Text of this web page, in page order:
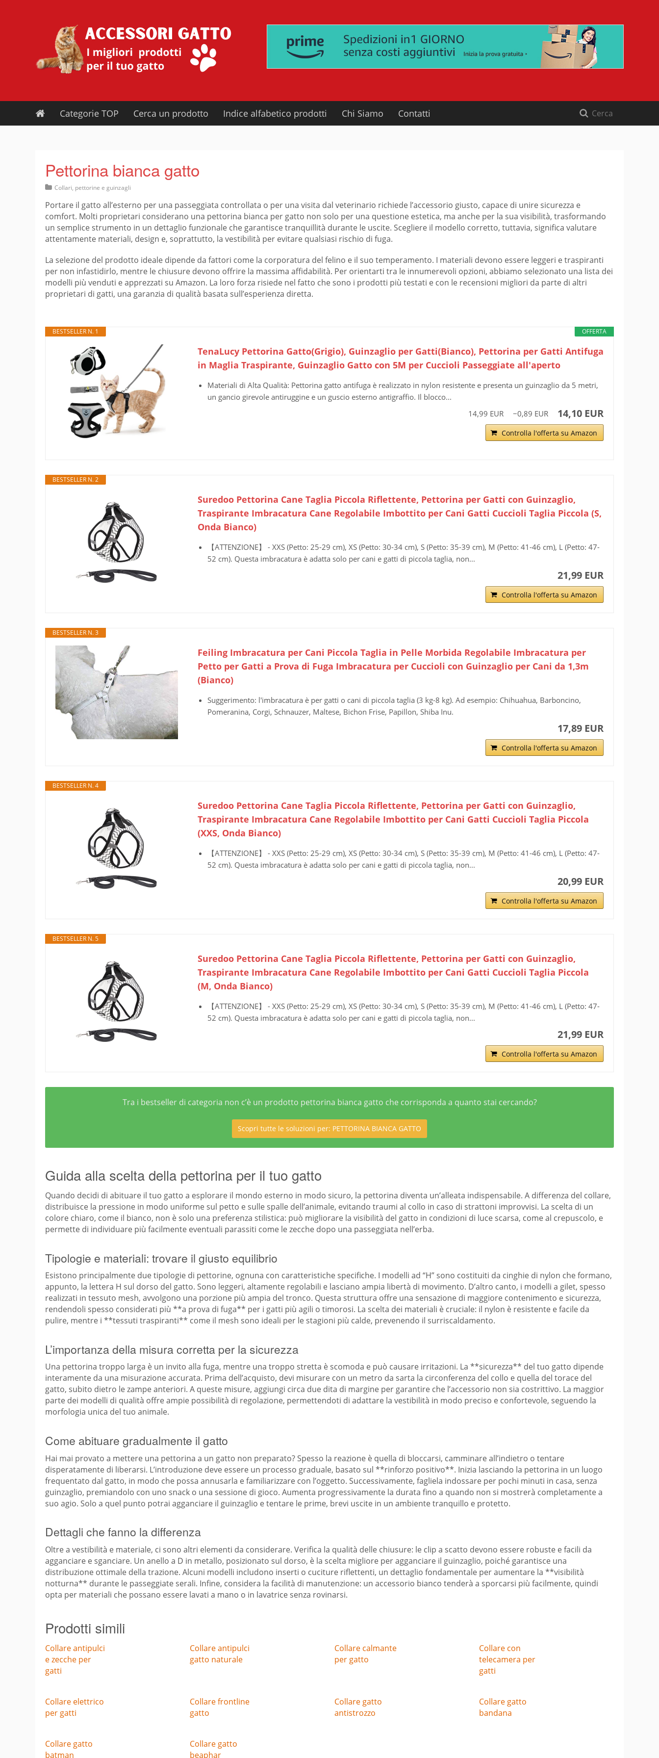
Categorie TOP Cerca un prodotto Indice alfabetico prodotti Chi Siamo Contatti
Pettorina bianca gatto
Collari, pettorine e guinzagli
Portare il gatto all’esterno per una passeggiata controllata o per una visita dal veterinario richiede l’accessorio giusto, capace di unire sicurezza e
comfort. Molti proprietari considerano una pettorina bianca per gatto non solo per una questione estetica, ma anche per la sua visibilità, trasformando
un semplice strumento in un dettaglio funzionale che garantisce tranquillità durante le uscite. Scegliere il modello corretto, tuttavia, significa valutare
attentamente materiali, design e, soprattutto, la vestibilità per evitare qualsiasi rischio di fuga.
La selezione del prodotto ideale dipende da fattori come la corporatura del felino e il suo temperamento. I materiali devono essere leggeri e traspiranti
per non infastidirlo, mentre le chiusure devono offrire la massima affidabilità. Per orientarti tra le innumerevoli opzioni, abbiamo selezionato una lista dei
modelli più venduti e apprezzati su Amazon. La loro forza risiede nel fatto che sono i prodotti più testati e con le recensioni migliori da parte di altri
proprietari di gatti, una garanzia di qualità basata sull’esperienza diretta.
OFFERTA
BESTSELLER N. 1
TenaLucy Pettorina Gatto(Grigio), Guinzaglio per Gatti(Bianco), Pettorina per Gatti Antifuga
in Maglia Traspirante, Guinzaglio Gatto con 5M per Cuccioli Passeggiate all'aperto
Materiali di Alta Qualità: Pettorina gatto antifuga è realizzato in nylon resistente e presenta un guinzaglio da 5 metri,
un gancio girevole antiruggine e un guscio esterno antigraffio. Il blocco...
14,99 EUR
−0,89 EUR 14,10 EUR
Controlla l'offerta su Amazon
BESTSELLER N. 2
Suredoo Pettorina Cane Taglia Piccola Riflettente, Pettorina per Gatti con Guinzaglio,
Traspirante Imbracatura Cane Regolabile Imbottito per Cani Gatti Cuccioli Taglia Piccola (S,
Onda Bianco)
【ATTENZIONE】 - XXS (Petto: 25-29 cm), XS (Petto: 30-34 cm), S (Petto: 35-39 cm), M (Petto: 41-46 cm), L (Petto: 47-
52 cm). Questa imbracatura è adatta solo per cani e gatti di piccola taglia, non...
21,99 EUR
Controlla l'offerta su Amazon
BESTSELLER N. 3
Feiling Imbracatura per Cani Piccola Taglia in Pelle Morbida Regolabile Imbracatura per
Petto per Gatti a Prova di Fuga Imbracatura per Cuccioli con Guinzaglio per Cani da 1,3m
(Bianco)
Suggerimento: l'imbracatura è per gatti o cani di piccola taglia (3 kg-8 kg). Ad esempio: Chihuahua, Barboncino,
Pomeranina, Corgi, Schnauzer, Maltese, Bichon Frise, Papillon, Shiba Inu.
17,89 EUR
Controlla l'offerta su Amazon
BESTSELLER N. 4
Suredoo Pettorina Cane Taglia Piccola Riflettente, Pettorina per Gatti con Guinzaglio,
Traspirante Imbracatura Cane Regolabile Imbottito per Cani Gatti Cuccioli Taglia Piccola
(XXS, Onda Bianco)
【ATTENZIONE】 - XXS (Petto: 25-29 cm), XS (Petto: 30-34 cm), S (Petto: 35-39 cm), M (Petto: 41-46 cm), L (Petto: 47-
52 cm). Questa imbracatura è adatta solo per cani e gatti di piccola taglia, non...
20,99 EUR
Controlla l'offerta su Amazon
BESTSELLER N. 5
Suredoo Pettorina Cane Taglia Piccola Riflettente, Pettorina per Gatti con Guinzaglio,
Traspirante Imbracatura Cane Regolabile Imbottito per Cani Gatti Cuccioli Taglia Piccola
(M, Onda Bianco)
【ATTENZIONE】 - XXS (Petto: 25-29 cm), XS (Petto: 30-34 cm), S (Petto: 35-39 cm), M (Petto: 41-46 cm), L (Petto: 47-
52 cm). Questa imbracatura è adatta solo per cani e gatti di piccola taglia, non...
21,99 EUR
Controlla l'offerta su Amazon
Tra i bestseller di categoria non c’è un prodotto pettorina bianca gatto che corrisponda a quanto stai cercando?
Scopri tutte le soluzioni per: PETTORINA BIANCA GATTO
Guida alla scelta della pettorina per il tuo gatto
Quando decidi di abituare il tuo gatto a esplorare il mondo esterno in modo sicuro, la pettorina diventa un’alleata indispensabile. A differenza del collare,
distribuisce la pressione in modo uniforme sul petto e sulle spalle dell’animale, evitando traumi al collo in caso di strattoni improvvisi. La scelta di un
colore chiaro, come il bianco, non è solo una preferenza stilistica: può migliorare la visibilità del gatto in condizioni di luce scarsa, come al crepuscolo, e
permette di individuare più facilmente eventuali parassiti come le zecche dopo una passeggiata nell’erba.
Tipologie e materiali: trovare il giusto equilibrio
Esistono principalmente due tipologie di pettorine, ognuna con caratteristiche specifiche. I modelli ad “H” sono costituiti da cinghie di nylon che formano,
appunto, la lettera H sul dorso del gatto. Sono leggeri, altamente regolabili e lasciano ampia libertà di movimento. D’altro canto, i modelli a gilet, spesso
realizzati in tessuto mesh, avvolgono una porzione più ampia del tronco. Questa struttura offre una sensazione di maggiore contenimento e sicurezza,
rendendoli spesso considerati più **a prova di fuga** per i gatti più agili o timorosi. La scelta dei materiali è cruciale: il nylon è resistente e facile da
pulire, mentre i **tessuti traspiranti** come il mesh sono ideali per le stagioni più calde, prevenendo il surriscaldamento.
L’importanza della misura corretta per la sicurezza
Una pettorina troppo larga è un invito alla fuga, mentre una troppo stretta è scomoda e può causare irritazioni. La **sicurezza** del tuo gatto dipende
interamente da una misurazione accurata. Prima dell’acquisto, devi misurare con un metro da sarta la circonferenza del collo e quella del torace del
gatto, subito dietro le zampe anteriori. A queste misure, aggiungi circa due dita di margine per garantire che l’accessorio non sia costrittivo. La maggior
parte dei modelli di qualità offre ampie possibilità di regolazione, permettendoti di adattare la vestibilità in modo preciso e confortevole, seguendo la
morfologia unica del tuo animale.
Come abituare gradualmente il gatto
Hai mai provato a mettere una pettorina a un gatto non preparato? Spesso la reazione è quella di bloccarsi, camminare all’indietro o tentare
disperatamente di liberarsi. L’introduzione deve essere un processo graduale, basato sul **rinforzo positivo**. Inizia lasciando la pettorina in un luogo
frequentato dal gatto, in modo che possa annusarla e familiarizzare con l’oggetto. Successivamente, fagliela indossare per pochi minuti in casa, senza
guinzaglio, premiandolo con uno snack o una sessione di gioco. Aumenta progressivamente la durata fino a quando non si mostrerà completamente a
suo agio. Solo a quel punto potrai agganciare il guinzaglio e tentare le prime, brevi uscite in un ambiente tranquillo e protetto.
Dettagli che fanno la differenza
Oltre a vestibilità e materiale, ci sono altri elementi da considerare. Verifica la qualità delle chiusure: le clip a scatto devono essere robuste e facili da
agganciare e sganciare. Un anello a D in metallo, posizionato sul dorso, è la scelta migliore per agganciare il guinzaglio, poiché garantisce una
distribuzione ottimale della trazione. Alcuni modelli includono inserti o cuciture riflettenti, un dettaglio fondamentale per aumentare la **visibilità
notturna** durante le passeggiate serali. Infine, considera la facilità di manutenzione: un accessorio bianco tenderà a sporcarsi più facilmente, quindi
opta per materiali che possano essere lavati a mano o in lavatrice senza rovinarsi.
Prodotti simili
Collare antipulci
e zecche per
gatti
Collare antipulci
gatto naturale
Collare calmante
per gatto
Collare con
telecamera per
gatti
Collare elettrico
per gatti
Collare frontline
gatto
Collare gatto
antistrozzo
Collare gatto
bandana
Collare gatto
batman
Collare gatto
beaphar